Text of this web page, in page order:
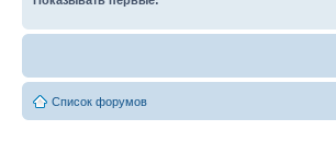
Список форумов